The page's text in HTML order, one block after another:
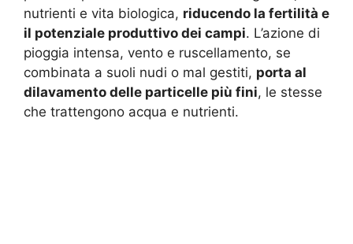
nutrienti e vita biologica, riducendo la fertilità e
il potenziale produttivo dei campi. L’azione di
pioggia intensa, vento e ruscellamento, se
combinata a suoli nudi o mal gestiti, porta al
dilavamento delle particelle più fini, le stesse
che trattengono acqua e nutrienti.